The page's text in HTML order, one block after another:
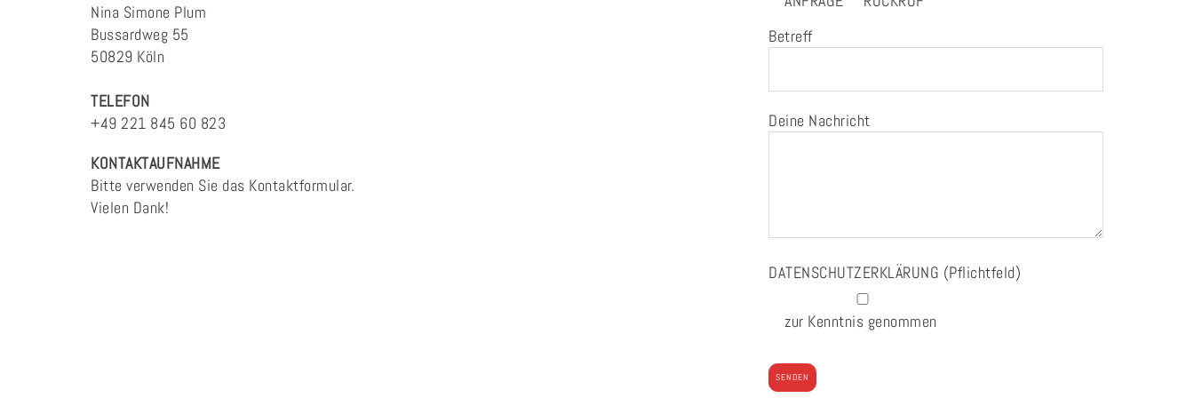
Nina Simone Plum
Bussardweg 55
50829 Köln
TELEFON
+49 221 845 60 823
KONTAKTAUFNAHME
Bitte verwenden Sie das Kontaktformular.
Vielen Dank!
Betreff
Deine Nachricht
DATENSCHUTZERKLÄRUNG (Pflichtfeld)
zur Kenntnis genommen